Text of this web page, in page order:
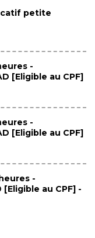
petite
-
[Eligible au CPF]
-
[Eligible au CPF]
-
au CPF] -